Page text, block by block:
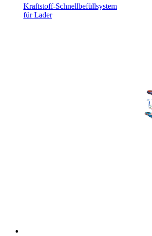
Kraftstoff-Schnellbefüllsystem
für Lader